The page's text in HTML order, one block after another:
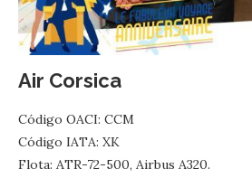
Air Corsica
Código OACI: CCM
Código IATA: XK
Flota: ATR-72-500, Airbus A320.